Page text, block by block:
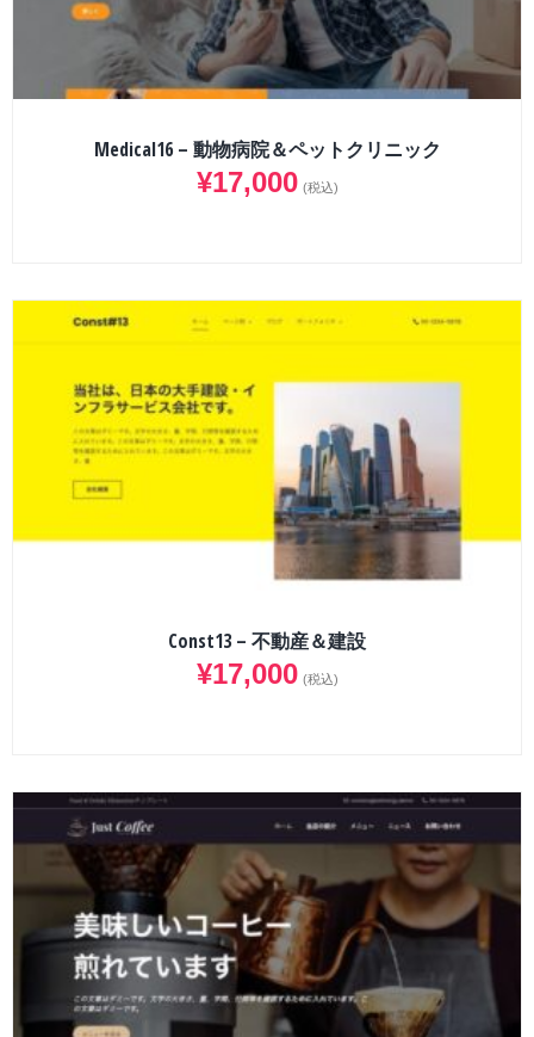
Medical16 – 動物病院＆ペットクリニック
¥17,000 (税込)
Const13 – 不動産＆建設
¥17,000 (税込)